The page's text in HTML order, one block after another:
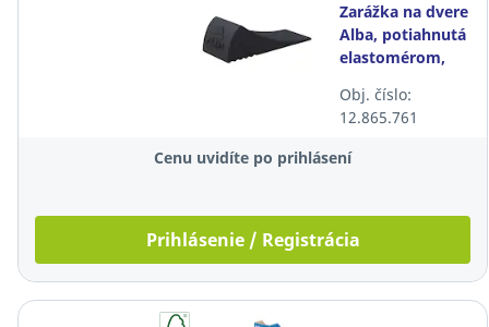
Zarážka na dvere
Alba, potiahnutá
elastomérom,
Obj. číslo:
12.865.761
Cenu uvidíte po prihlásení
Prihlásenie / Registrácia